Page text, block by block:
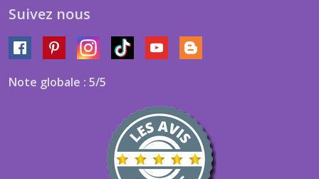
Suivez nous
Note globale : 5/5